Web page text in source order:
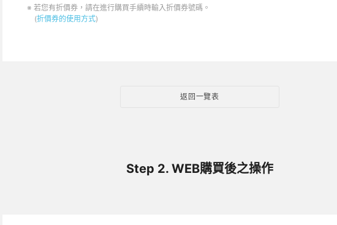
※ 若您有折價券，請在進行購買手續時輸入折價券號碼。
(折價券的使用方式)
返回一覽表
Step 2. WEB購買後之操作